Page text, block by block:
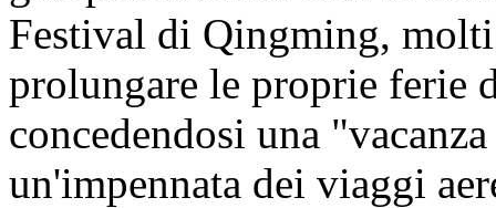
Festival di Qingming,
prolungare le proprie ferie
concedendosi una
un'impennata dei viaggi